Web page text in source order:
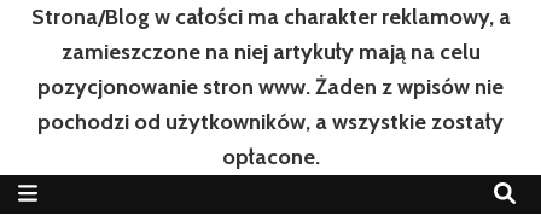
Strona/Blog w całości ma charakter reklamowy, a
zamieszczone na niej artykuły mają na celu
pozycjonowanie stron www. Żaden z wpisów nie
pochodzi od użytkowników, a wszystkie zostały
opłacone.